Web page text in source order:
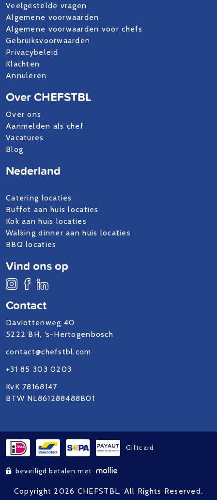
Veelgestelde vragen
Algemene voorwaarden
Algemene voorwaarden voor chefs
Gebruiksvoorwaarden
Privacybeleid
Klachten
Annuleren
Over CHEFSTBL
Over ons
Aanmelden als chef
Vacatures
Blog
Contact
Daviottenweg 40
5222 BH, ‘s-Hertogenbosch
contact@chefstbl.com
+31 85 303 0203
KvK 78168147
BTW NL861288488B01
Nederland
Catering locaties
Buffet aan huis locaties
Kok aan huis locaties
Walking dinner aan huis locaties
BBQ locaties
Vind ons op
Giftcard
beveiligd betalen met
Copyright 2026 CHEFSTBL. All Rights Reserved.